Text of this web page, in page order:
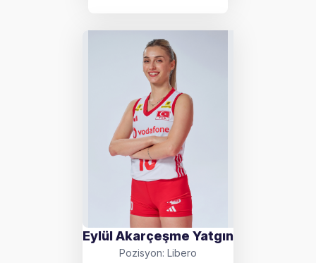
Eylül Akarçeşme Yatgın
Pozisyon: Libero